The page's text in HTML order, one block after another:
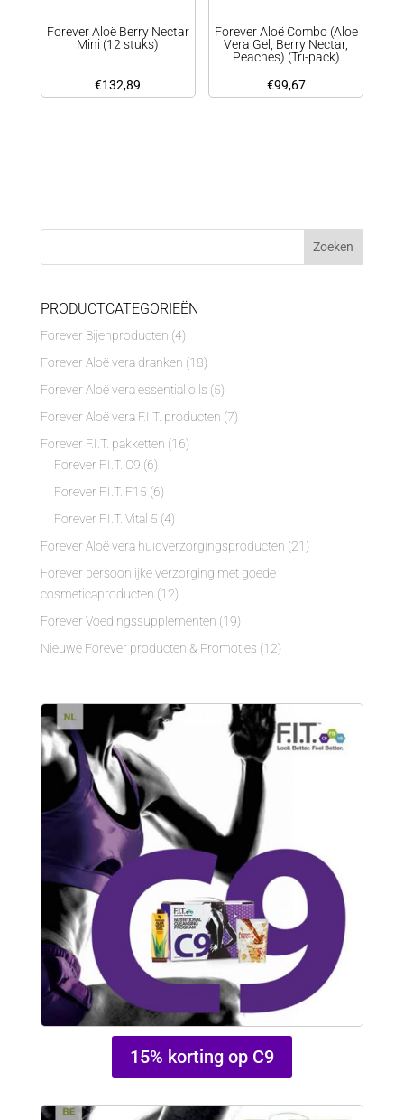
Forever Aloë Berry Nectar
Mini (12 stuks)
€132,89
Forever Aloë Combo (Aloe
Vera Gel, Berry Nectar,
Peaches) (Tri-pack)
€99,67
PRODUCTCATEGORIEËN
Forever Bijenproducten (4)
Forever Aloë vera dranken (18)
Forever Aloë vera essential oils (5)
Forever Aloë vera F.I.T. producten (7)
Forever F.I.T. pakketten (16)
Forever F.I.T. C9 (6)
Forever F.I.T. F15 (6)
Forever F.I.T. Vital 5 (4)
Forever Aloë vera huidverzorgingsproducten (21)
Forever persoonlijke verzorging met goede
cosmeticaproducten (12)
Forever Voedingssupplementen (19)
Nieuwe Forever producten & Promoties (12)
15% korting op C9